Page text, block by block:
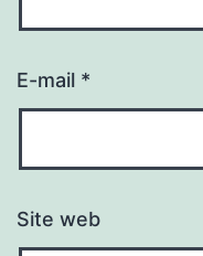
E-mail *
Site web